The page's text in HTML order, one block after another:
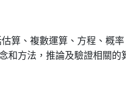
算、複數運算、方程、概
和方法，推論及驗證相關的